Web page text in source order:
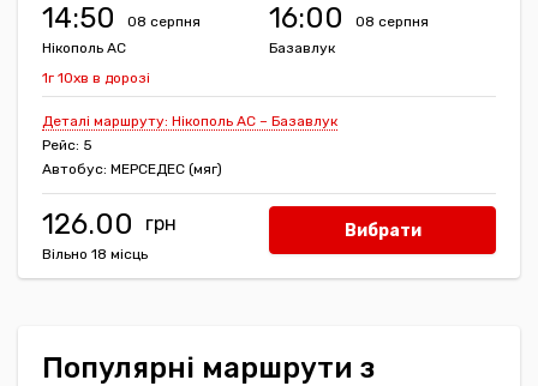
14:50
08 серпня
Нікополь АС
16:00
08 серпня
Базавлук
1г 10хв в дорозі
Деталі маршруту: Нікополь АС – Базавлук
Рейс: 5
Автобус: МЕРСЕДЕС (мяг)
126.00
Вільно 18 місць
Вибрати
Популярні маршрути з